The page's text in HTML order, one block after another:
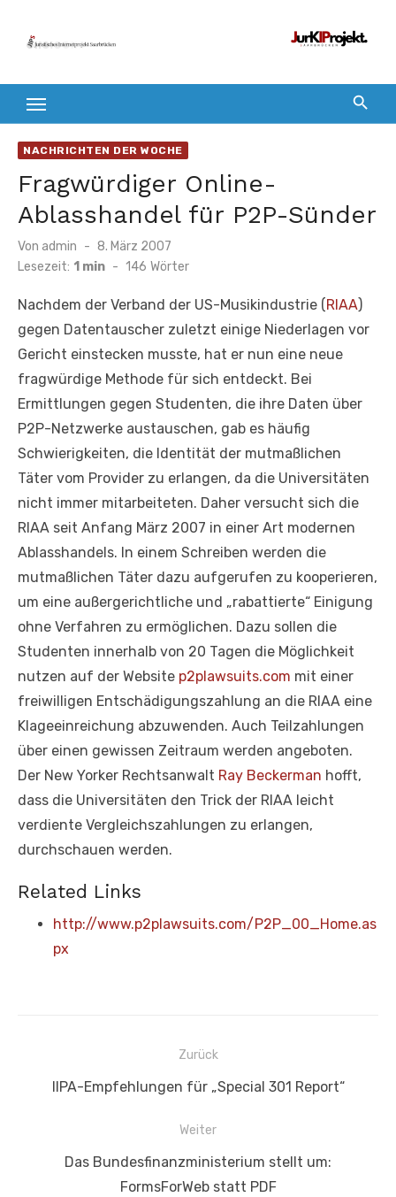
Inhalt
NACHRICHTEN DER WOCHE
Fragwürdiger Online-
Ablasshandel für P2P-Sünder
Von admin
Veröffentlicht
am
8. März 2007
Lesezeit: 1 min - 146 Wörter
Nachdem der Verband der US-Musikindustrie (RIAA)
gegen Datentauscher zuletzt einige Niederlagen vor
Gericht einstecken musste, hat er nun eine neue
fragwürdige Methode für sich entdeckt. Bei
Ermittlungen gegen Studenten, die ihre Daten über
P2P-Netzwerke austauschen, gab es häufig
Schwierigkeiten, die Identität der mutmaßlichen
Täter vom Provider zu erlangen, da die Universitäten
nicht immer mitarbeiteten. Daher versucht sich die
RIAA seit Anfang März 2007 in einer Art modernen
Ablasshandels. In einem Schreiben werden die
mutmaßlichen Täter dazu aufgerufen zu kooperieren,
um eine außergerichtliche und „rabattierte“ Einigung
ohne Verfahren zu ermöglichen. Dazu sollen die
Studenten innerhalb von 20 Tagen die Möglichkeit
nutzen auf der Website p2plawsuits.com mit einer
freiwilligen Entschädigungszahlung an die RIAA eine
Klageeinreichung abzuwenden. Auch Teilzahlungen
über einen gewissen Zeitraum werden angeboten.
Der New Yorker Rechtsanwalt Ray Beckerman hofft,
dass die Universitäten den Trick der RIAA leicht
verdiente Vergleichszahlungen zu erlangen,
durchschauen werden.
Related Links
http://www.p2plawsuits.com/P2P_00_Home.as
px
Beitragsnavigation
Zurück
Vorheriger
IIPA-Empfehlungen für „Special 301 Report“
Weiter
NächsterDas Bundesfinanzministerium stellt um:
FormsForWeb statt PDF